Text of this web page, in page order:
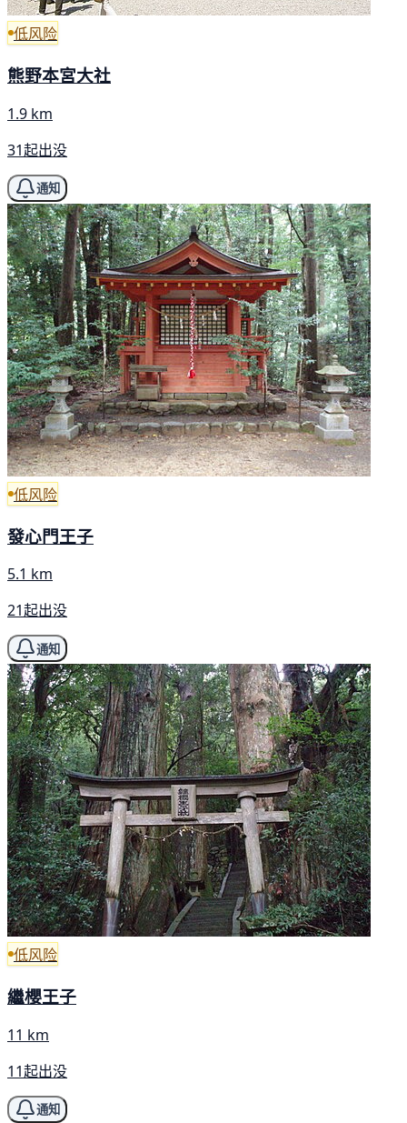
低风险
熊野本宮大社
1.9 km
31起出没
通知
低风险
發心門王子
5.1 km
21起出没
通知
低风险
繼櫻王子
11 km
11起出没
通知